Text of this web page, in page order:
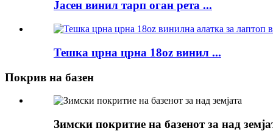
Јасен винил тарп оган рета ...
Тешка црна црна 18oz винил ...
Покрив на базен
Зимски покритие на базенот за над